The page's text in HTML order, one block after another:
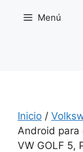
Menú
Inicio /
Android para
VW GOLF 5,